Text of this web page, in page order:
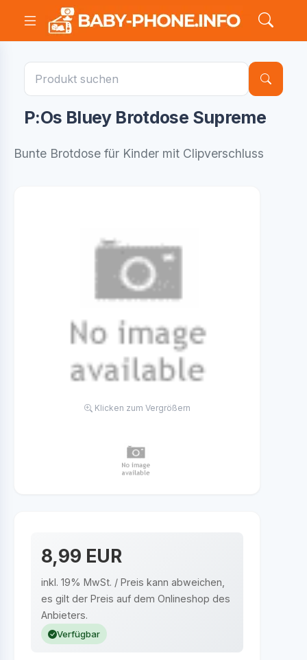
P:Os Bluey Brotdose Supreme
Bunte Brotdose für Kinder mit Clipverschluss
Klicken zum Vergrößern
8,99 EUR
inkl. 19% MwSt. / Preis kann abweichen,
es gilt der Preis auf dem Onlineshop des
Anbieters.
Verfügbar